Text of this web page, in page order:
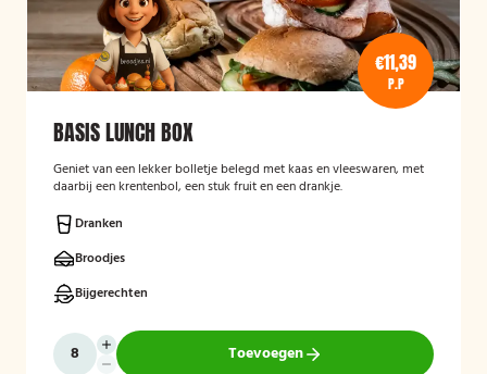
€11,39
P.P
BASIS LUNCH BOX
Geniet van een lekker bolletje belegd met kaas en vleeswaren, met
daarbij een krentenbol, een stuk fruit en een drankje.
Dranken
Broodjes
Bijgerechten
Toevoegen